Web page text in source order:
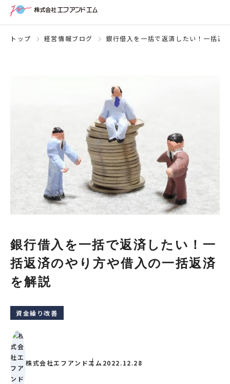
トップ 経営情報ブログ 銀行借入を一括で返済したい！一括返
銀行借入を一括で返済したい！一
括返済のやり方や借入の一括返済
を解説
資金繰り改善
株式会社エフアンドエム 2022.12.28